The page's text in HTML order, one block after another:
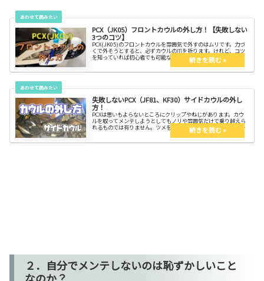
PCX（JK05）フロントカウルの外し方！【失敗しない
3つのコツ】
PCX(JK05)のフロントカウルを雰囲気で外すのはムリです。力づ
くで外そうとすると、必ずカウルの爪を折ります。けれど、コツ
を知っていれば初心者でも可能なのでトライしてみよう。
失敗しないPCX（JF81、KF30）サイドカウルの外し
方！
PCXは思いもよらないところにクリップやねじがあります。カウ
ルを取ってメンテしようとしてもノリや雰囲気だけで乗り越えら
れるものでは有りません。ツメを折ったりカウルを割ったりしな
いよう、必ず事前にイメージトレーニングをしよう。
２．自分でメンテしないのは恥ずかしいこと